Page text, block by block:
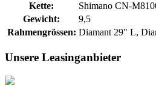
Kette:
Shimano CN-
Gewicht:
9,5
Rahmengrössen: Diamant 29" L,
Unsere Leasinganbieter